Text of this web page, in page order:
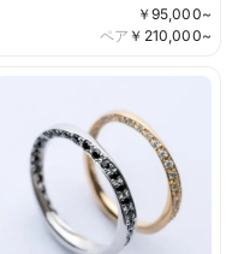
￥ 95,000~
￥ 210,000~
ペア